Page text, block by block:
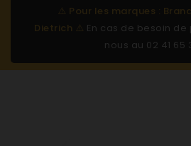
⚠️ Pour les marques :
Dietrich ⚠️ En cas de besoin
nous au 02 41 65